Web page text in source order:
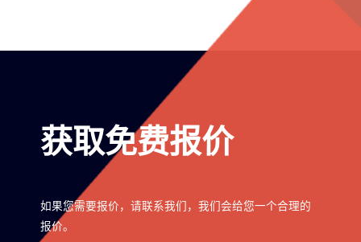
获取免费报价
如果您需要报价，请联系我们，我们会给您一个合理的
报价。